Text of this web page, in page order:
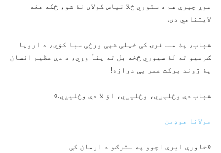
موږ چېرې هم د ستوري ځلا قیاس کولای نۀ شو، ځکه هغه
لایتناهي دی.
شهاب، پۀ مسافرۍ کې خپلې شپې ورځې سبا کؤي، د اروپا
ګرمیو ته لۀ سیوري څخه بل ته پنأ وړي، د دې عظیم انسان
پۀ ژوند برکت عمر یې درازه!
شهاب دې وځلېږي، وځلیږي، اؤ لا دې وځلیږي.»
مولانا هوډمن
«خاورې ایرې اچوو په سترګو د ارمان کې